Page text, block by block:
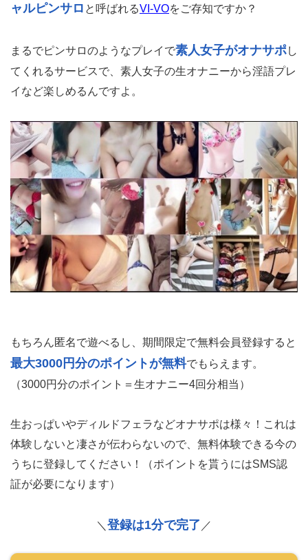
ャルピンサロ と呼ばれるVI-VOをご存知ですか？
まるでピンサロのようなプレイで素人女子がオナサポし
てくれるサービスで、素人女子の生オナニーから淫語プレ
イなど楽しめるんですよ。
もちろん匿名で遊べるし、期間限定で無料会員登録すると
最大3000円分のポイントが無料でもらえます。
（3000円分のポイント＝生オナニー4回分相当）
生おっぱいやディルドフェラなどオナサポは様々！これは
体験しないと凄さが伝わらないので、無料体験できる今の
うちに登録してください！（ポイントを貰うにはSMS認
証が必要になります）
＼ 登録は1分で完了 ／